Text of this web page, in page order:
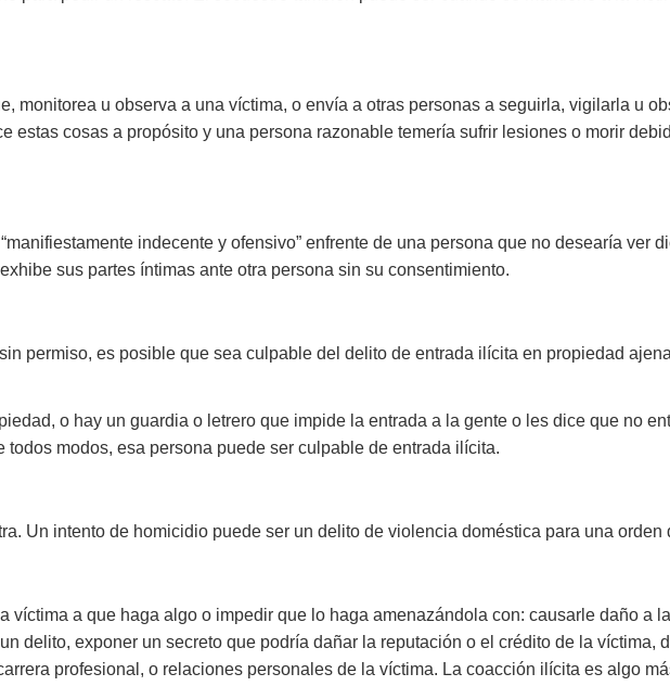
monitorea u observa a una víctima, o envía a otras personas a seguirla, vigilarla u
estas cosas a propósito y una persona razonable temería sufrir lesiones o morir
indecente y ofensivo” enfrente de una persona que no desearía ver
sus partes íntimas ante otra persona sin su consentimiento.
permiso, es posible que sea culpable del delito de entrada ilícita en propiedad
o hay un guardia o letrero que impide la entrada a la gente o les dice que no
modos, esa persona puede ser culpable de entrada ilícita.
Un intento de homicidio puede ser un delito de violencia doméstica para una orden
víctima a que haga algo o impedir que lo haga amenazándola con: causarle daño a
delito, exponer un secreto que podría dañar la reputación o el crédito de la víctima,
profesional, o relaciones personales de la víctima. La coacción ilícita es algo